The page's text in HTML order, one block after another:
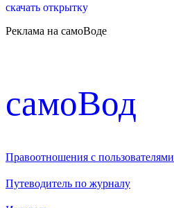
скачать открытку
Реклама на самоВоде
cамоВод
Правоотношения с пользователями
Путеводитель по журналу